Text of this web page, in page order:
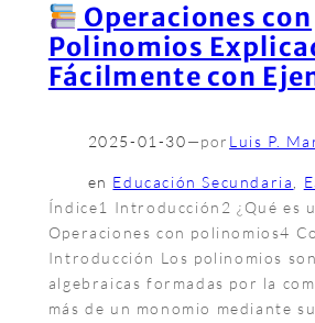
Operaciones con
Polinomios
Fácilmente con
2025-01-30—por Luis P.
en Educación Secundaria,
Índice1 Introducción2 ¿Qué es
Operaciones con polinomios4
Introducción Los polinomios
algebraicas formadas por la
más de un monomio mediante